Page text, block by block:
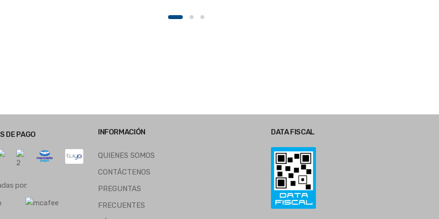
DE PAGO
por:
INFORMACIÓN
QUIENES SOMOS
CONTÁCTENOS
PREGUNTAS
FRECUENTES
DATA FISCAL